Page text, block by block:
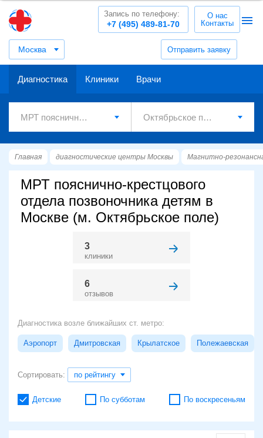
Москва Отправить заявку
+7 (495) 489-81-70
Запись по телефону:
О нас
Контакты
Диагностика Клиники Врачи
Главная диагностические центры Москвы Магнитно-
МРТ пояснично-крестцового
отдела позвоночника детям в
Москве (м. Октябрьское поле)
3
клиники
6
отзывов
Диагностика возле ближайших ст. метро:
Аэропорт Дмитровская Крылатское Полежаевская
Сортировать: по рейтингу
Детские По субботам По воскресеньям